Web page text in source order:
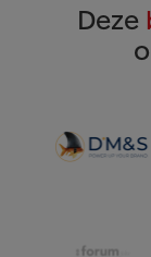
Deze